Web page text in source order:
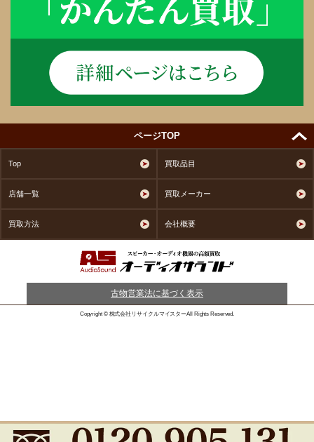
ページTOP
Top 買取品目
店舗一覧 買取メーカー
買取方法 会社概要
古物営業法に基づく表示
Copyright © 株式会社リサイクルマイスターAll Rights Reserved.